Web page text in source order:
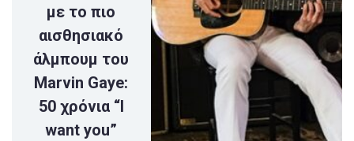
με το πιο
αισθησιακό
άλμπουμ του
Marvin Gaye:
50 χρόνια “I
want you”